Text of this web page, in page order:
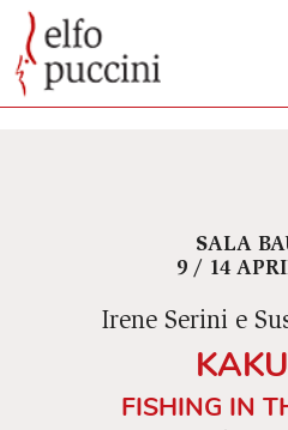
SALA
9 / 14
Irene Serini e
FISHING IN